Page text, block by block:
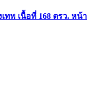
ทพ เนื้อที่ 168 ตรว. หน้